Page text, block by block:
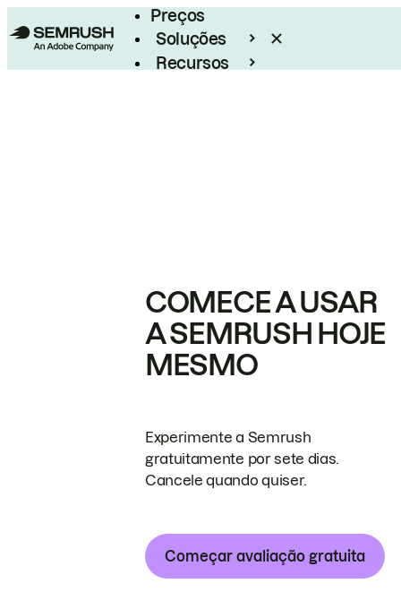
Preços
Soluções
Recursos
COMECE A USAR
A SEMRUSH HOJE
MESMO
Experimente a Semrush
gratuitamente por sete dias.
Cancele quando quiser.
Começar avaliação gratuita